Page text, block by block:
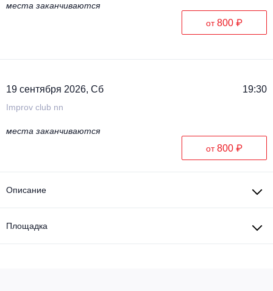
места заканчиваются
от800 ₽
19 сентября 2026, Сб 19:30
Improv club nn
места заканчиваются
от800 ₽
Описание
Площадка